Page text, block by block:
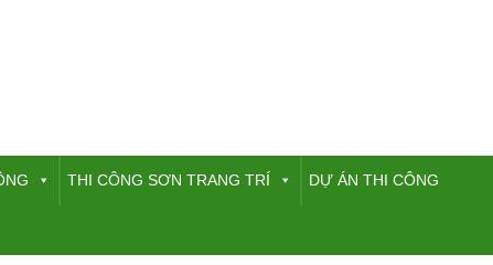
THI CÔNG SƠN TRANG TRÍ DỰ ÁN THI CÔNG